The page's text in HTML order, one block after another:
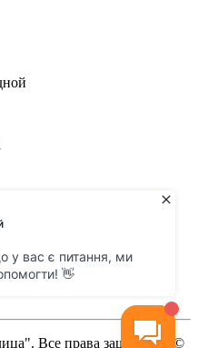
Все права защищены ©